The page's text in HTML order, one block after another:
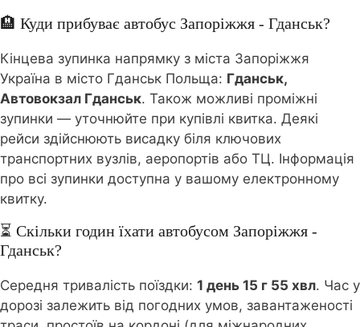
🏨 Куди прибуває автобус Запоріжжя - Гданськ?
Кінцева зупинка напрямку з міста Запоріжжя
Україна в місто Гданськ Польща: Гданськ,
Автовокзал Гданськ. Також можливі проміжні
зупинки — уточнюйте при купівлі квитка. Деякі
рейси здійснюють висадку біля ключових
транспортних вузлів, аеропортів або ТЦ. Інформація
про всі зупинки доступна у вашому електронному
квитку.
⏳ Скільки годин їхати автобусом Запоріжжя -
Гданськ?
Середня тривалість поїздки: 1 день 15 г 55 хвл. Час у
дорозі залежить від погодних умов, завантаженості